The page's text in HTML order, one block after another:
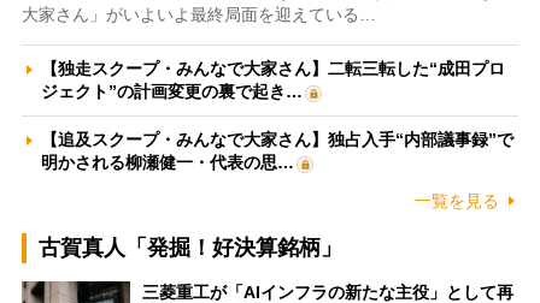
大家さん」がいよいよ最終局面を迎えている…
【独走スクープ・みんなで大家さん】二転三転した“成田プロ
ジェクト”の計画変更の裏で起き…
【追及スクープ・みんなで大家さん】独占入手“内部議事録”で
明かされる柳瀬健一・代表の思…
一覧を見る
古賀真人「発掘！好決算銘柄」
三菱重工が「AIインフラの新たな主役」として再